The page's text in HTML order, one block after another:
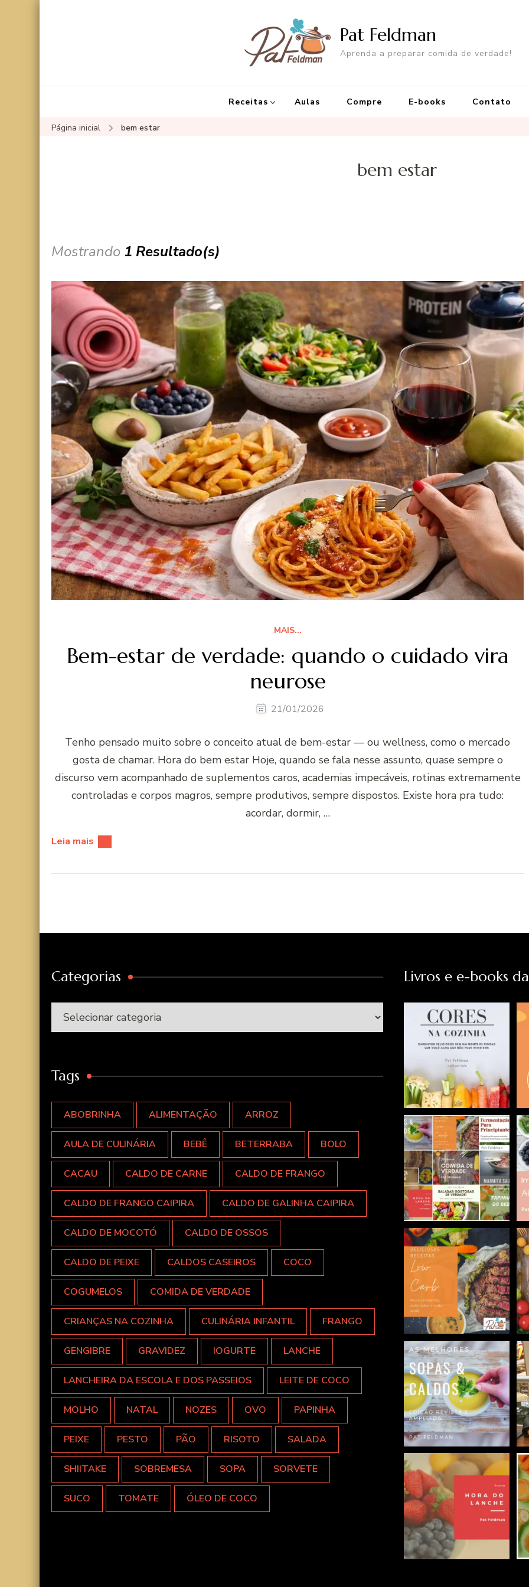
Pat Feldman
Aprenda a preparar comida de verdade!
Receitas Aulas Compre E-books Contato
Página inicial bem estar
bem estar
Mostrando 1 Resultado(s)
MAIS...
Bem-estar de verdade: quando o cuidado vira
neurose
21/01/2026
Tenho pensado muito sobre o conceito atual de bem-estar — ou wellness, como o mercado
gosta de chamar. Hora do bem estar Hoje, quando se fala nesse assunto, quase sempre o
discurso vem acompanhado de suplementos caros, academias impecáveis, rotinas extremamente
controladas e corpos magros, sempre produtivos, sempre dispostos. Existe hora pra tudo:
acordar, dormir, …
Leia mais
Categorias
Categorias
Tags
ABOBRINHA ALIMENTAÇÃO ARROZ
AULA DE CULINÁRIA BEBÊ BETERRABA BOLO
CACAU CALDO DE CARNE CALDO DE FRANGO
CALDO DE FRANGO CAIPIRA CALDO DE GALINHA CAIPIRA
CALDO DE MOCOTÓ CALDO DE OSSOS
CALDO DE PEIXE CALDOS CASEIROS COCO
COGUMELOS COMIDA DE VERDADE
CRIANÇAS NA COZINHA CULINÁRIA INFANTIL FRANGO
GENGIBRE GRAVIDEZ IOGURTE LANCHE
LANCHEIRA DA ESCOLA E DOS PASSEIOS LEITE DE COCO
MOLHO NATAL NOZES OVO PAPINHA
PEIXE PESTO PÃO RISOTO SALADA
SHIITAKE SOBREMESA SOPA SORVETE
SUCO TOMATE ÓLEO DE COCO
Livros e e-books